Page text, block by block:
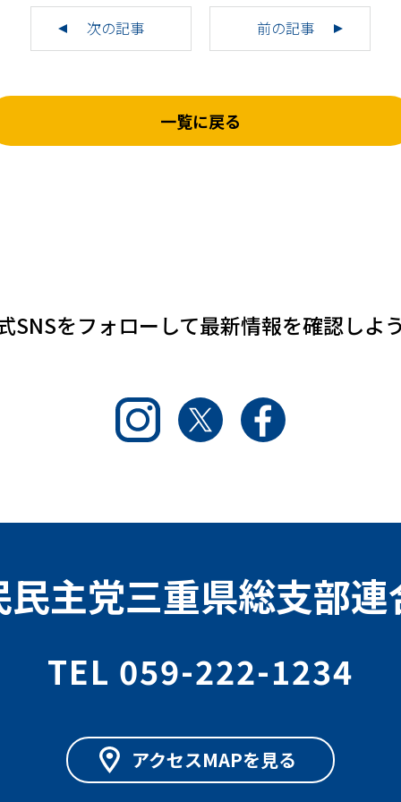
次の記事 前の記事
一覧に戻る
SNSをフォローして最新情報を確認しよ
Instagram Twitter
民主党三重県総支部連
TEL 059-222-1234
アクセスMAPを見る